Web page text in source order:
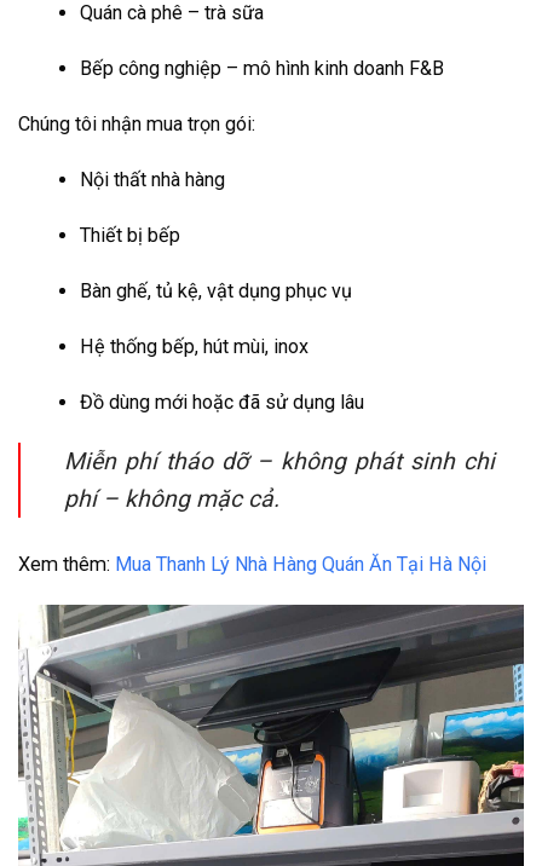
Quán cà phê – trà sữa
Bếp công nghiệp – mô hình kinh doanh F&B
Chúng tôi nhận mua trọn gói:
Nội thất nhà hàng
Thiết bị bếp
Bàn ghế, tủ kệ, vật dụng phục vụ
Hệ thống bếp, hút mùi, inox
Đồ dùng mới hoặc đã sử dụng lâu
Miễn phí tháo dỡ – không phát sinh chi
phí – không mặc cả.
Xem thêm: Mua Thanh Lý Nhà Hàng Quán Ăn Tại Hà Nội